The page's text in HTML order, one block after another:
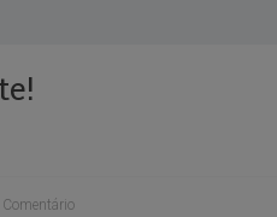
Comentário